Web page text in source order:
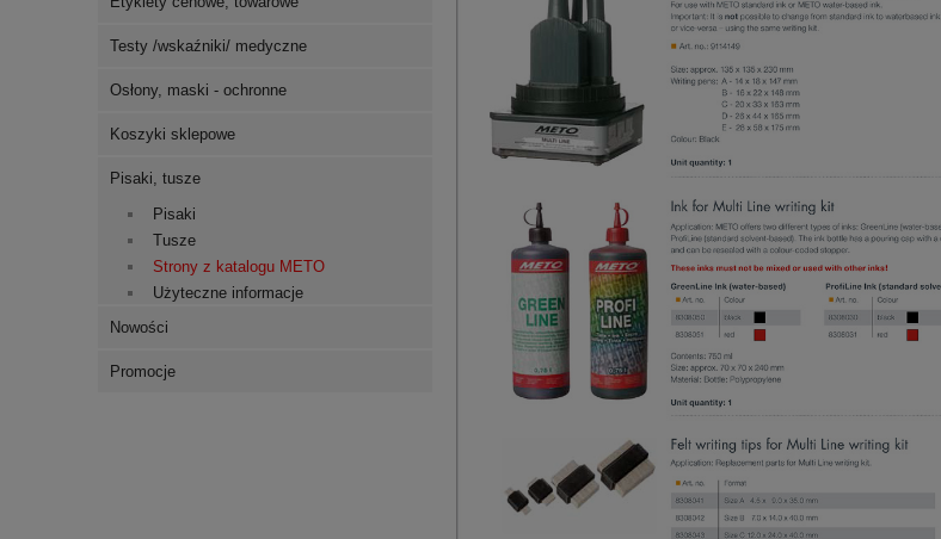
Testy /wskaźniki/ medyczne
Osłony, maski - ochronne
Koszyki sklepowe
Pisaki, tusze
Pisaki
Tusze
Strony z katalogu METO
Użyteczne informacje
Nowości
Promocje